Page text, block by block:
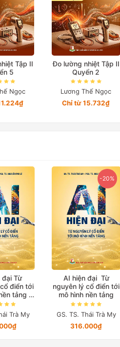
Tập II
5
Ngọc
Đo lường nhiệt Tập II
Quyển 2
Lương Thế Ngọc
Chỉ từ 15.732₫
đại Từ
điển tới
tảng
đặc biệt)
Trà My
-20%
AI hiện đại Từ
nguyên lý cổ điển tới
mô hình nền tảng
GS. TS. Thái Trà My
316.000₫